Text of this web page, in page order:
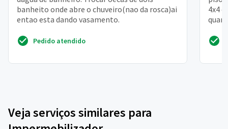
banheito onde abre o chuveiro(nao da rosca)ai
entao esta dando vasamento.
Pedido atendido
4x4
Veja serviços similares para